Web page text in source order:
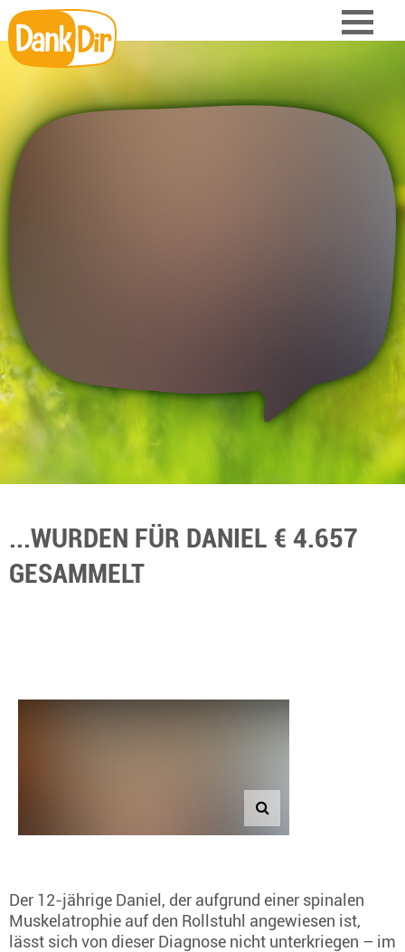
...WURDEN FÜR DANIEL € 4.657
GESAMMELT
Der 12-jährige Daniel, der aufgrund einer spinalen
Muskelatrophie auf den Rollstuhl angewiesen ist,
lässt sich von dieser Diagnose nicht unterkriegen – im